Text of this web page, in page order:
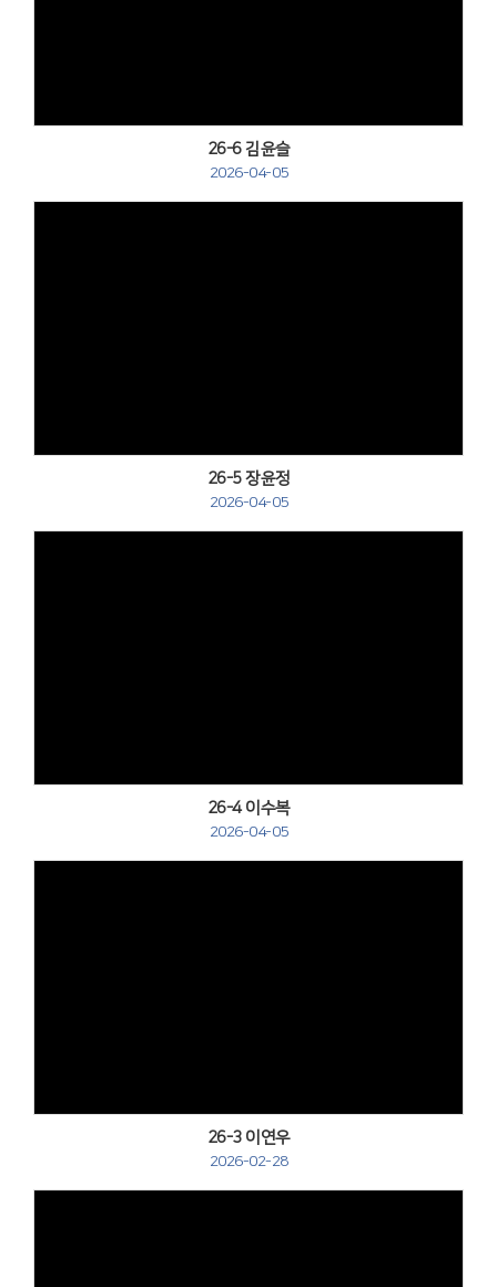
26-6 김윤슬
2026-04-05
26-5 장윤정
2026-04-05
26-4 이수복
2026-04-05
26-3 이연우
2026-02-28